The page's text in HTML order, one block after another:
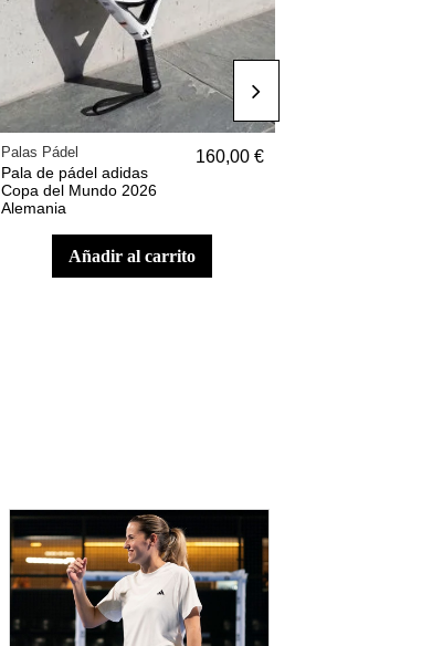
Palas Pádel
Pala de pádel adidas
Copa del Mundo 2026
Alemania
160,00 €
añadir al carrito